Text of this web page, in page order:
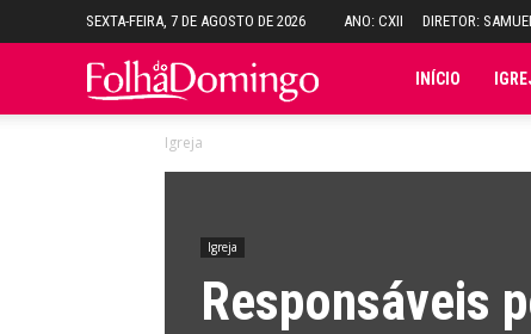
SEXTA-FEIRA, 7 DE AGOSTO DE 2026 ANO: CXII DIRETOR:
Folha INÍCIO
Igreja
Igreja
Responsáveis